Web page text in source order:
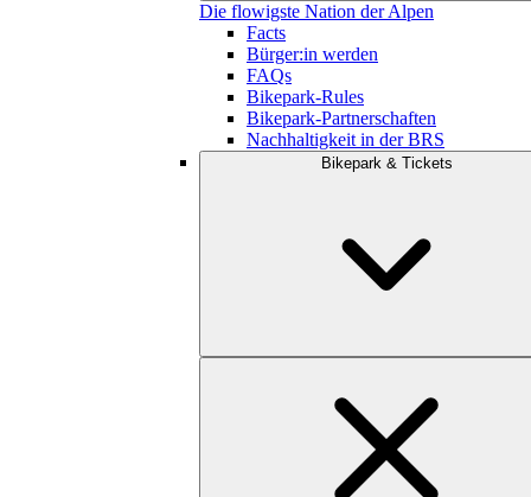
Die flowigste Nation der Alpen
Facts
Bürger:in werden
FAQs
Bikepark-Rules
Bikepark-Partnerschaften
Nachhaltigkeit in der BRS
Bikepark & Tickets